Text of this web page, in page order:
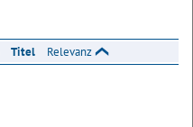
Titel Relevanz